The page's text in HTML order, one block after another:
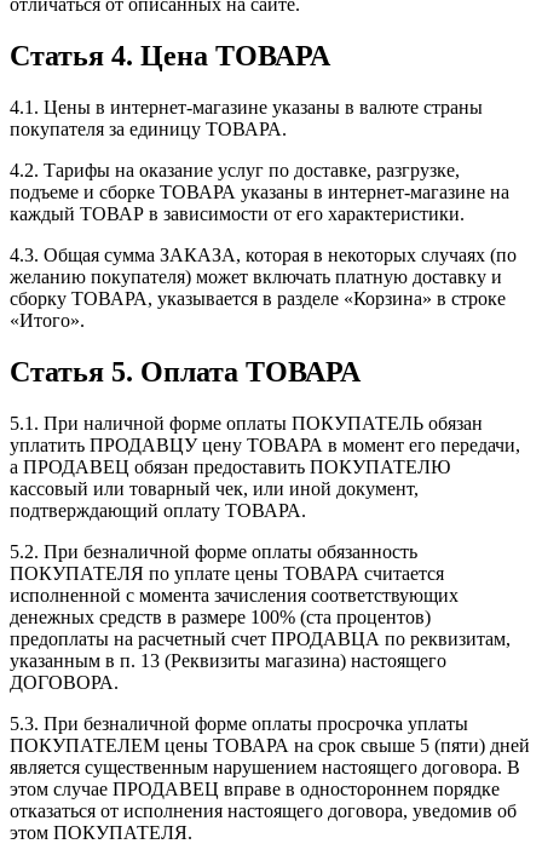
отличаться от описанных на сайте.
Статья 4. Цена ТОВАРА
4.1. Цены в интернет-магазине указаны в валюте страны
покупателя за единицу ТОВАРА.
4.2. Тарифы на оказание услуг по доставке, разгрузке,
подъеме и сборке ТОВАРА указаны в интернет-магазине на
каждый ТОВАР в зависимости от его характеристики.
4.3. Общая сумма ЗАКАЗА, которая в некоторых случаях (по
желанию покупателя) может включать платную доставку и
сборку ТОВАРА, указывается в разделе «Корзина» в строке
«Итого».
Статья 5. Оплата ТОВАРА
5.1. При наличной форме оплаты ПОКУПАТЕЛЬ обязан
уплатить ПРОДАВЦУ цену ТОВАРА в момент его передачи,
а ПРОДАВЕЦ обязан предоставить ПОКУПАТЕЛЮ
кассовый или товарный чек, или иной документ,
подтверждающий оплату ТОВАРА.
5.2. При безналичной форме оплаты обязанность
ПОКУПАТЕЛЯ по уплате цены ТОВАРА считается
исполненной с момента зачисления соответствующих
денежных средств в размере 100% (ста процентов)
предоплаты на расчетный счет ПРОДАВЦА по реквизитам,
указанным в п. 13 (Реквизиты магазина) настоящего
ДОГОВОРА.
5.3. При безналичной форме оплаты просрочка уплаты
ПОКУПАТЕЛЕМ цены ТОВАРА на срок свыше 5 (пяти) дней
является существенным нарушением настоящего договора. В
этом случае ПРОДАВЕЦ вправе в одностороннем порядке
отказаться от исполнения настоящего договора, уведомив об
этом ПОКУПАТЕЛЯ.